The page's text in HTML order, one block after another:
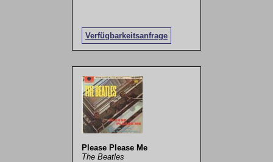
Verfügbarkeitsanfrage
Please Please Me
The Beatles